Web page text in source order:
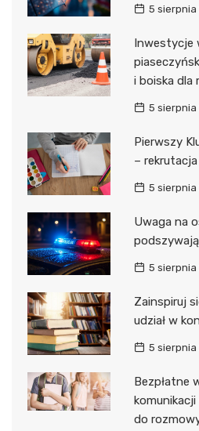
5 sierpnia
Inwestycje
i boiska dla
5 sierpnia
Pierwszy
–
5 sierpnia
Uwaga na
5 sierpnia
Zainspiruj
udział w
5 sierpnia
Bezpłatne
komunikacji
do